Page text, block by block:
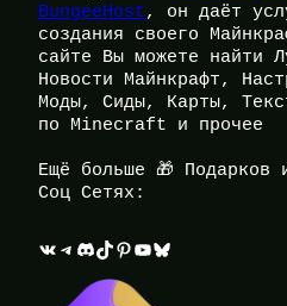
BungeeHost, он даёт
создания своего
сайте Вы можете найти
Новости Майнкрафт,
Моды, Сиды, Карты,
по Minecraft и прочее
Ещё больше 🎁 Подарков
Соц Сетях:
ВКонтакте Telegram Discord TikTok Pinterest YouTube Bluesky